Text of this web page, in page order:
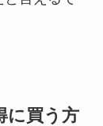
に買う方